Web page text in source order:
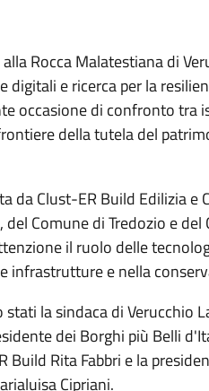
Rocca Malatestiana di
digitali e ricerca per la
occasione di confronto tra
della tutela del
da Clust-ER Build Edilizia
del Comune di Tredozio e
il ruolo delle
infrastrutture e nella
la sindaca di Verucchio
dei Borghi più Belli
Build Rita Fabbri e la
Cipriani.